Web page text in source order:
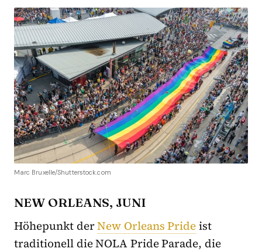
Marc Bruxelle/Shutterstock.com
NEW ORLEANS, JUNI
Höhepunkt derNew Orleans Prideist
traditionell die NOLA Pride Parade, die